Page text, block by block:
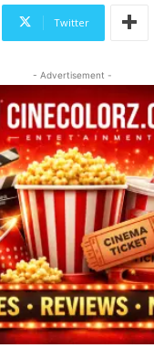
Twitter
- Advertisement -